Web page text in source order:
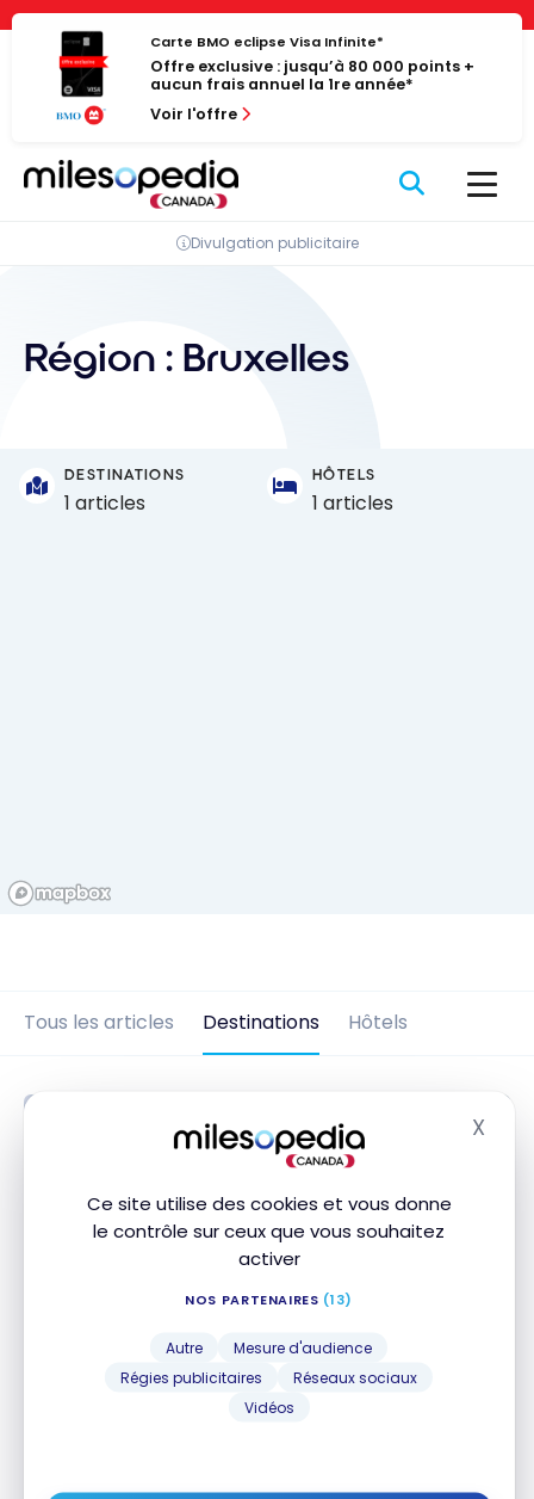
Panneau de gestion des cookies
Ce site utilise des cookies et vous donne
le contrôle sur ceux que vous souhaitez
activer
NOS PARTENAIRES (13)
Autre
Mesure d'audience
Régies publicitaires
Réseaux sociaux
Vidéos
X
Passer
contenu
Carte BMO eclipse Visa Infinite*
Offre exclusive : jusqu’à 80 000 points +
aucun frais annuel la 1re année*
Voir l'offre
Divulgation publicitaire
Région : Bruxelles
DESTINATIONS
1 articles
HÔTELS
1 articles
Tous les articles Destinations Hôtels
Bruxelles : Guide de voyage |